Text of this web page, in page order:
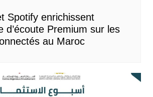
Spotify enrichissent
d’écoute Premium sur les
au Maroc